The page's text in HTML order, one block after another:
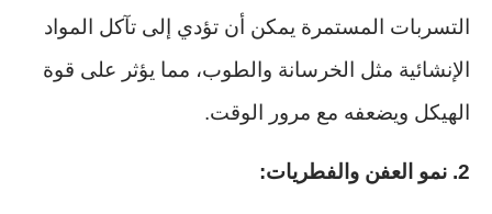
التسربات المستمرة يمكن أن تؤدي إلى تآكل المواد
الإنشائية مثل الخرسانة والطوب، مما يؤثر على قوة
الهيكل ويضعفه مع مرور الوقت.
2. نمو العفن والفطريات: